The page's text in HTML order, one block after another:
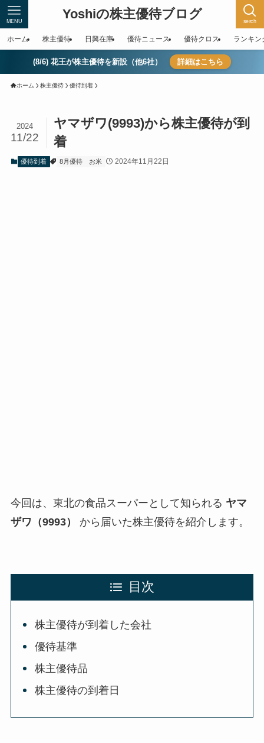
Yoshiの株主優待ブログ serch
MENU
ホーム 株主優待 日興在庫 優待ニュース 優待クロス ランキン
(8/6) 花王が株主優待を新設（他6社） 詳細はこちら
ホーム 株主優待 優待到着
ヤマザワ(9993)から株主優待が到
着
2024
11/22
優待到着 8月優待 お米 2024年11月22日
今回は、東北の食品スーパーとして知られる ヤマ
ザワ（9993）
から届いた株主優待を紹介します。
目次
株主優待が到着した会社
優待基準
株主優待品
株主優待の到着日